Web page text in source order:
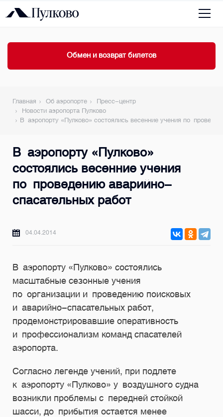
Обмен и возврат билетов
Главная Об аэропорте
Пресс-центр
Новости аэропорта Пулково
В аэропорту «Пулково» состоялись весенние учения по
В аэропорту «Пулково»
состоялись весенние учения
по проведению аварийно-
спасательных работ
04.04.2014
В аэропорту «Пулково» состоялись
масштабные сезонные учения
по организации и проведению поисковых
и аварийно-спасательных работ,
продемонстрировавшие оперативность
и профессионализм команд спасателей
аэропорта.
Согласно легенде учений, при подлете
к аэропорту «Пулково» у воздушного судна
возникли проблемы с передней стойкой
шасси, до прибытия остается менее